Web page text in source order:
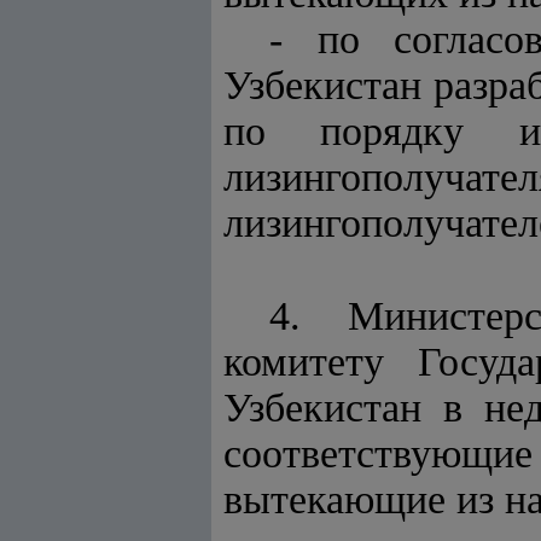
- по
Узбекистан
по порядку
4.
комитету
Узбекистан в
вытекающие из